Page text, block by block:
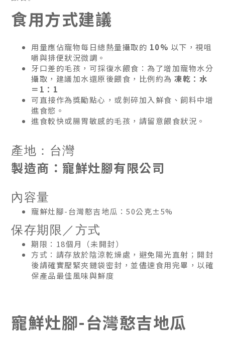
食用方式建議
用量應佔寵物每日總熱量攝取的 10% 以下，視咀
嚼與排便狀況微調。
牙口差的毛孩，可採復水餵食：為了增加寵物水分
攝取，建議加水還原後餵食，比例約為 凍乾：水
＝1：1
可直接作為獎勵點心，或剝碎加入鮮食、飼料中增
進食慾。
進食較快或腸胃敏感的毛孩，請留意餵食狀況。
產地：台灣
製造商：寵鮮灶腳有限公司
內容量
寵鮮灶腳-台灣憨吉地瓜：50公克±5%
保存期限／方式
期限：18個月（未開封）
方式：請存放於陰涼乾燥處，避免陽光直射；開封
後請確實壓緊夾鏈袋密封，並儘速食用完畢，以確
保產品最佳風味與鮮度
寵鮮灶腳-台灣憨吉地瓜